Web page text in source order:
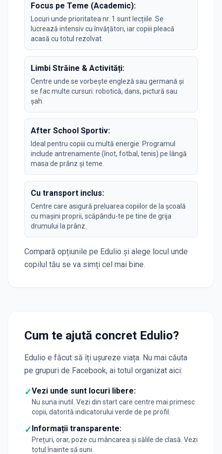
Focus pe Teme (Academic):
Locuri unde prioritatea nr. 1 sunt lecțiile. Se
lucrează intensiv cu învățători, iar copiii pleacă
acasă cu totul rezolvat.
Limbi Străine & Activități:
Centre unde se vorbește engleză sau germană și
se fac multe cursuri: robotică, dans, pictură sau
șah.
After School Sportiv:
Ideal pentru copiii cu multă energie. Programul
include antrenamente (înot, fotbal, tenis) pe lângă
masa de prânz și teme.
Cu transport inclus:
Centre care asigură preluarea copiilor de la școală
cu mașini proprii, scăpându-te pe tine de grija
drumului la prânz.
Compară opțiunile pe Edulio și alege locul unde
copilul tău se va simți cel mai bine.
Cum te ajută concret Edulio?
Edulio e făcut să îți ușureze viața. Nu mai căuta
pe grupuri de Facebook, ai totul organizat aici:
✓Vezi unde sunt locuri libere:
Nu suna inutil. Vezi din start care centre mai primesc
copii, datorită indicatorului verde de pe profil.
✓Informații transparente:
Prețuri, orar, poze cu mâncarea și sălile de clasă. Vezi
totul înainte să suni.